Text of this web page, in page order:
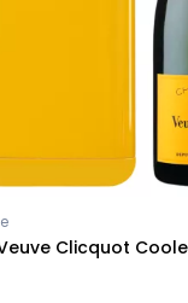
Clicquot